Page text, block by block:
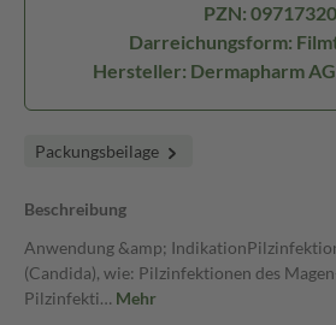
PZN: 09717320
Darreichungsform:
Hersteller: Dermapharm
Packungsbeilage
Beschreibung
Anwendung &amp;
(Candida), wie: Pilzinfektionen des
Pilzinfekti… Mehr